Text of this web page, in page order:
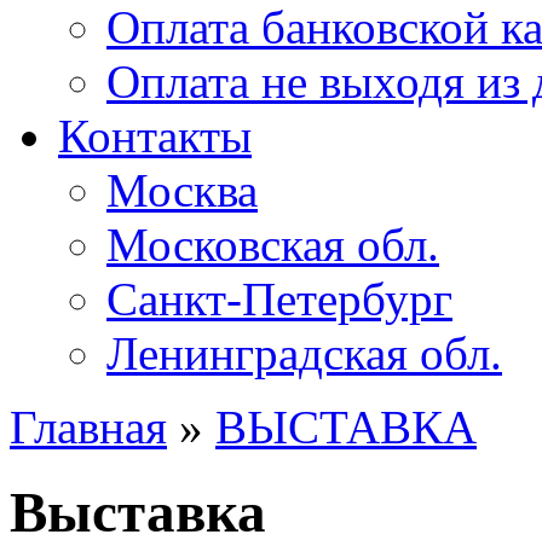
Оплата банковской
Оплата не выходя из
Контакты
Москва
Московская обл.
Санкт-Петербург
Ленинградская обл.
Главная » ВЫСТАВКА
Выставка